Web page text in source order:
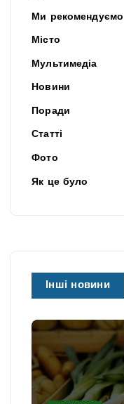
Ми рекомендуємо
Місто
Мультимедіа
Новини
Поради
Статті
Фото
Як це було
Інші новини